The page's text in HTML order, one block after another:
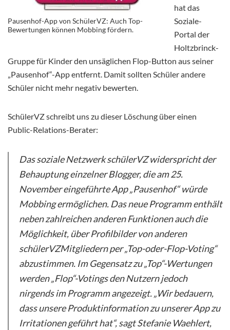
Pausenhof-App von SchülerVZ: Auch Top-
Bewertungen können Mobbing fördern.
hat das
Soziale-
Portal der
Holtzbrinck-
Gruppe für Kinder den unsäglichen Flop-Button aus seiner
„Pausenhof“-App entfernt. Damit sollten Schüler andere
Schüler nicht mehr negativ bewerten.
SchülerVZ schreibt uns zu dieser Löschung über einen
Public-Relations-Berater:
Das soziale Netzwerk schülerVZ widerspricht der
Behauptung einzelner Blogger, die am 25.
November eingeführte App „Pausenhof“ würde
Mobbing ermöglichen. Das neue Programm enthält
neben zahlreichen anderen Funktionen auch die
Möglichkeit, über Profilbilder von anderen
schülerVZMitgliedern per „Top-oder-Flop-Voting“
abzustimmen. Im Gegensatz zu „Top“-Wertungen
werden „Flop“-Votings den Nutzern jedoch
nirgends im Programm angezeigt. „Wir bedauern,
dass unsere Produktinformation zu unserer App zu
Irritationen geführt hat“, sagt Stefanie Waehlert,